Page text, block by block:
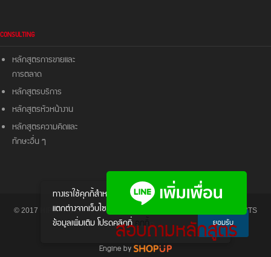
สอบถามหลักสูตร
CONSULTING
หลักสูตรการขายและ
การตลาด
หลักสูตรบริการ
หลักสูตรหัวหน้างาน
หลักสูตรความคิดและ
ทักษะอื่น ๆ
© 2017 HIPO - HIPO TRAINING & CONSULTANCY CO., LTD. ALL RIGHTS
RESERVED.
Engine by
ทางเราใช้คุกกี้สําหรับส่งมอบประสบการณ์ให้
แตกต่างจากเว็บไซต์อื่นๆ หากต้องการทราบ
ข้อมูลเพิ่มเติม โปรดคลิกที่คุกกี้ ยอมรับ